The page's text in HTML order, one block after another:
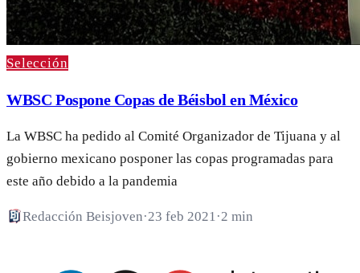
Selección
WBSC Pospone Copas de Béisbol en México
La WBSC ha pedido al Comité Organizador de Tijuana y al
gobierno mexicano posponer las copas programadas para
este año debido a la pandemia
Redacción Beisjoven·23 feb 2021·2 min